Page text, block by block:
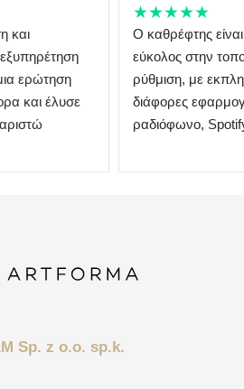
και
ερώτηση
και έλυσε
★★★★★
Ο καθρέφτης
εύκολος στην
ρύθμιση, με
διάφορες
ραδιόφωνο,
Sp. z o.o. sp.k.